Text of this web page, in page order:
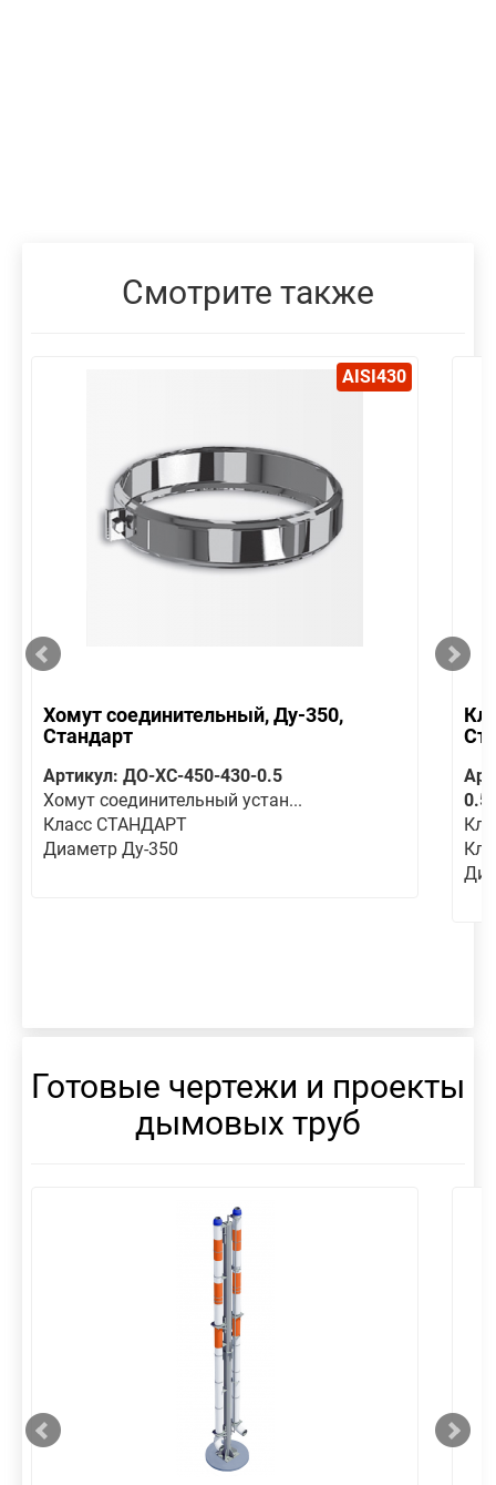
Смотрите также
AISI430
Хомут соединительный, Ду-350,
Стандарт
Артикул: ДО-ХС-450-430-0.5
Хомут соединительный устан...
Класс СТАНДАРТ
Диаметр Ду-350
Готовые чертежи и проекты
дымовых труб